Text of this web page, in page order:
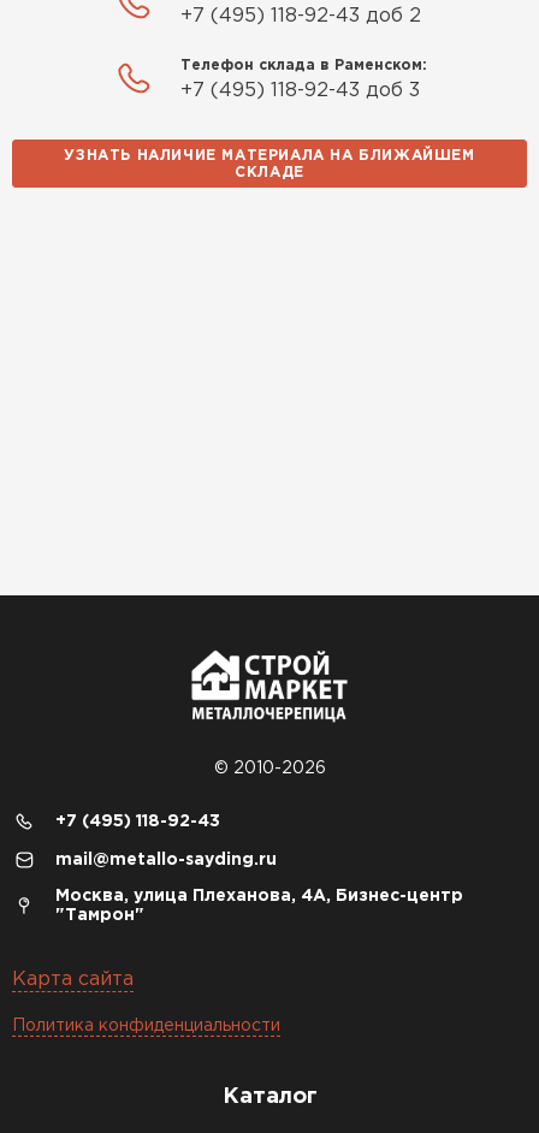
+7 (495) 118-92-43 доб 2
Телефон склада в Раменском:
+7 (495) 118-92-43 доб 3
УЗНАТЬ НАЛИЧИЕ МАТЕРИАЛА НА БЛИЖАЙШЕМ
СКЛАДЕ
© 2010-2026
+7 (495) 118-92-43
mail@metallo-sayding.ru
Москва, улица Плеханова, 4А, Бизнес-центр
"Тамрон"
Карта сайта
Политика конфиденциальности
Каталог